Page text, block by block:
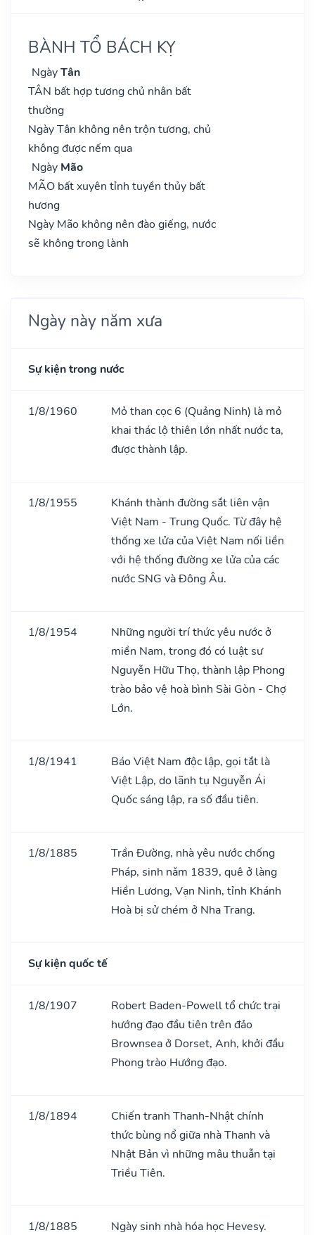
BÀNH TỔ BÁCH KỴ
NgàyTân
TÂN bất hợp tương chủ nhân bất
thường
Ngày Tân không nên trộn tương, chủ
không được nếm qua
Ngày Mão
MÃO bất xuyên tỉnh tuyền thủy bất
hương
Ngày Mão không nên đào giếng, nước
sẽ không trong lành
Ngày này năm xưa
Sự kiện trong nước
1/8/1960
Mỏ than cọc 6 (Quảng Ninh) là mỏ
khai thác lộ thiên lớn nhất nước ta,
được thành lập.
1/8/1955
Khánh thành đường sắt liên vận
Việt Nam - Trung Quốc. Từ đây hệ
thống xe lửa của Việt Nam nối liền
với hệ thống đường xe lửa của các
nước SNG và Đông Âu.
1/8/1954
Những người trí thức yêu nước ở
miền Nam, trong đó có luật sư
Nguyễn Hữu Thọ, thành lập Phong
trào bảo vệ hoà bình Sài Gòn - Chợ
Lớn.
1/8/1941
Báo Việt Nam độc lập, gọi tắt là
Việt Lập, do lãnh tụ Nguyễn Ái
Quốc sáng lập, ra số đầu tiên.
1/8/1885
Trần Đường, nhà yêu nước chống
Pháp, sinh nǎm 1839, quê ở làng
Hiền Lương, Vạn Ninh, tỉnh Khánh
Hoà bị sử chém ở Nha Trang.
Sự kiện quốc tế
1/8/1907
Robert Baden-Powell tổ chức trại
hướng đạo đầu tiên trên đảo
Brownsea ở Dorset, Anh, khởi đầu
Phong trào Hướng đạo.
1/8/1894
Chiến tranh Thanh-Nhật chính
thức bùng nổ giữa nhà Thanh và
Nhật Bản vì những mâu thuẫn tại
Triều Tiên.
1/8/1885
Ngày sinh nhà hóa học Hevesy.